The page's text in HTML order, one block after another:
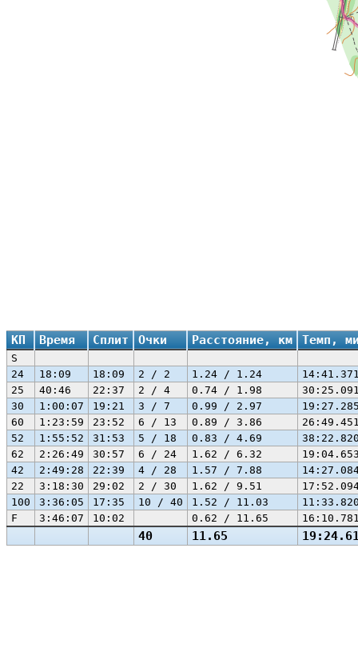
КП Время Сплит Очки Расстояние, км Темп,
40 11.65
S
24
18:09 18:09 2 / 2 1.24 / 1.24
25
40:46 22:37 2 / 4 0.74 / 1.98
30
1:00:07 19:21 3 / 7 0.99 / 2.97
60
1:23:59 23:52 6 / 13 0.89 / 3.86
52
1:55:52 31:53 5 / 18 0.83 / 4.69
62
2:26:49 30:57 6 / 24 1.62 / 6.32
42
2:49:28 22:39 4 / 28 1.57 / 7.88
22
3:18:30 29:02 2 / 30 1.62 / 9.51
100
3:36:05 17:35 10 / 40 1.52 / 11.03
F
3:46:07 10:02 0.62 / 11.65